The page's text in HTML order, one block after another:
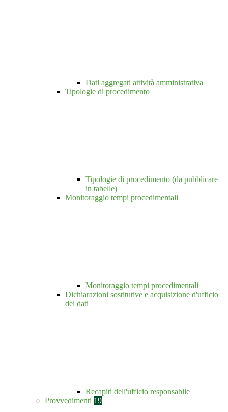
Dati aggregati attività amministrativa
Tipologie di procedimento
Tipologie di procedimento (da pubblicare
in tabelle)
Monitoraggio tempi procedimentali
Monitoraggio tempi procedimentali
Dichiarazioni sostitutive e acquisizione d'ufficio
dei dati
Recapiti dell'ufficio responsabile
Provvedimenti 19